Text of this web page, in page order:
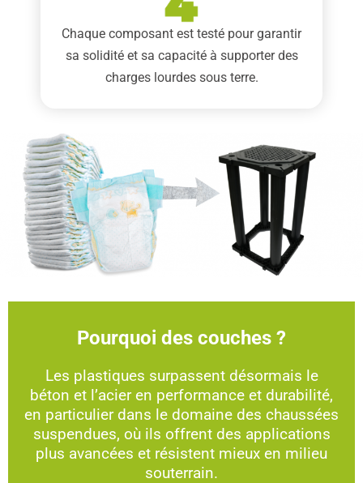
Chaque composant est testé pour garantir
sa solidité et sa capacité à supporter des
charges lourdes sous terre.
Pourquoi des couches ?
Les plastiques surpassent désormais le
béton et l’acier en performance et durabilité,
en particulier dans le domaine des chaussées
suspendues, où ils offrent des applications
plus avancées et résistent mieux en milieu
souterrain.